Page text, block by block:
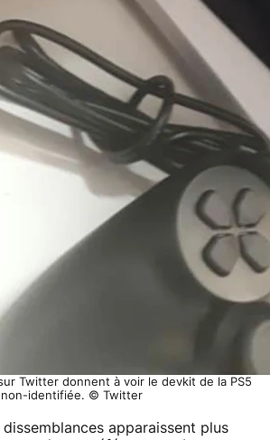
Twitter donnent à voir le devkit de la PS5
non-identifiée. © Twitter
apparaissent plus